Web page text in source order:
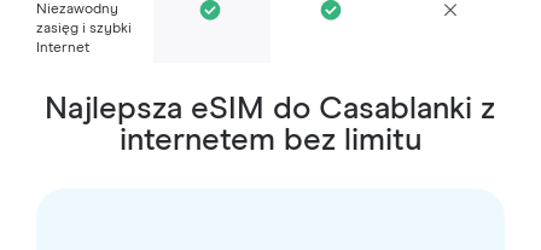
Niezawodny
zasięg i szybki
Internet
Najlepsza eSIM do Casablanki z
internetem bez limitu